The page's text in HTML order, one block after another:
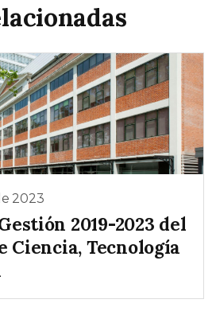
2023
2019-2023 del
Tecnología